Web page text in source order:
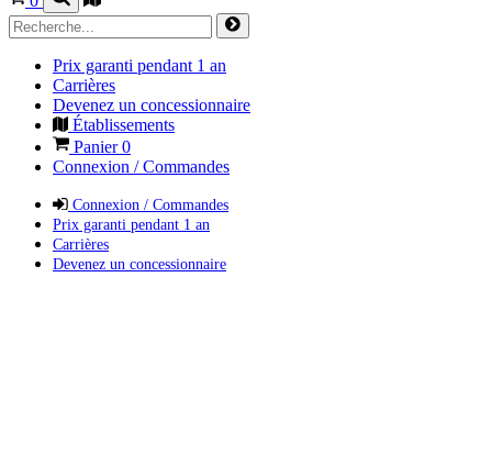
Prix garanti pendant 1 an
Carrières
Devenez un concessionnaire
Établissements
Panier0
Connexion / Commandes
Connexion / Commandes
Prix garanti pendant 1 an
Carrières
Devenez un concessionnaire